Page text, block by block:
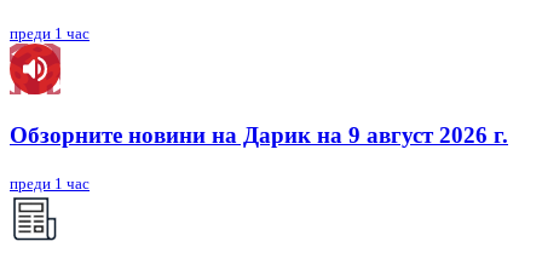
преди 1 час
Обзорните новини на Дарик на 9 август 2026 г.
преди 1 час